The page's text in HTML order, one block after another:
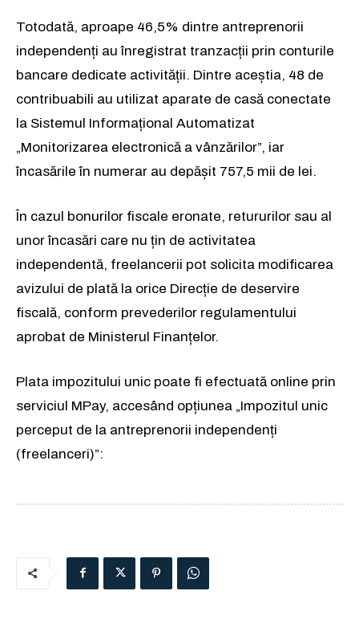
Totodată, aproape 46,5% dintre antreprenorii
independenți au înregistrat tranzacții prin conturile
bancare dedicate activității. Dintre aceștia, 48 de
contribuabili au utilizat aparate de casă conectate
la Sistemul Informațional Automatizat
„Monitorizarea electronică a vânzărilor”, iar
încasările în numerar au depășit 757,5 mii de lei.
În cazul bonurilor fiscale eronate, retururilor sau al
unor încasări care nu țin de activitatea
independentă, freelancerii pot solicita modificarea
avizului de plată la orice Direcție de deservire
fiscală, conform prevederilor regulamentului
aprobat de Ministerul Finanțelor.
Plata impozitului unic poate fi efectuată online prin
serviciul MPay, accesând opțiunea „Impozitul unic
perceput de la antreprenorii independenți
(freelanceri)”: